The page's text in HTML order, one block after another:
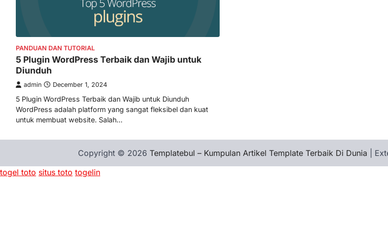
PANDUAN DAN TUTORIAL
5 Plugin WordPress Terbaik dan Wajib untuk
Diunduh
admin December 1, 2024
5 Plugin WordPress Terbaik dan Wajib untuk Diunduh
WordPress adalah platform yang sangat fleksibel dan kuat
untuk membuat website. Salah…
Copyright © 2026 Templatebul – Kumpulan Artikel Template Terbaik Di Dunia |
togel toto situs toto togelin